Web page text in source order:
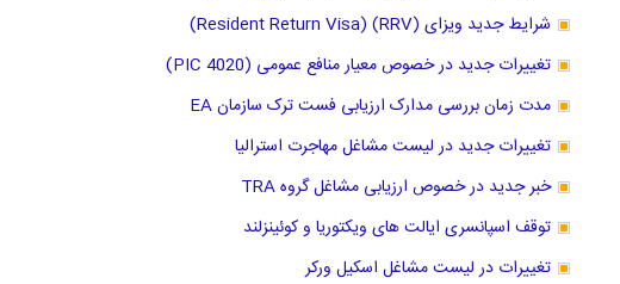
شرایط جدید ویزای (RRV) (Resident Return Visa)
تغییرات جدید در خصوص معیار منافع عمومی (PIC 4020)
مدت زمان بررسی مدارک ارزیابی فست ترک سازمان EA
تغییرات جدید در لیست مشاغل مهاجرت استرالیا
خبر جدید در خصوص ارزیابی مشاغل گروه TRA
توقف اسپانسری ایالت های ویکتوریا و کوئینزلند
تغییرات در لیست مشاغل اسکیل ورکر